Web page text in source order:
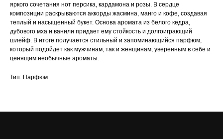
яркого сочетания нот персика, кардамона и розы. В сердце
композиции раскрываются аккорды жасмина, манго и кофе, создавая
теплый и насыщенный букет. Основа аромата из белого кедра,
дубового мха и ванили придает ему стойкость и долгоиграющий
шлейф. В итоге получается стильный и запоминающийся парфюм,
который подойдет как мужчинам, так и женщинам, уверенным в себе и
ценящим необычные ароматы.
Тип: Парфюм